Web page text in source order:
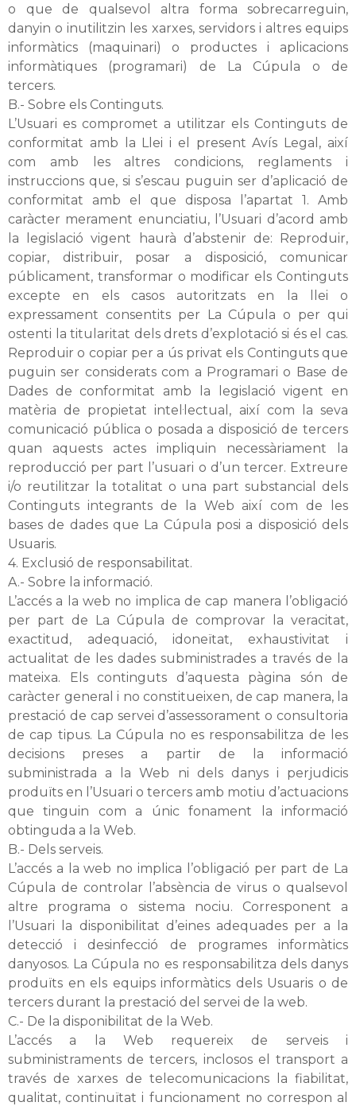
o que de qualsevol altra forma sobrecarreguin,
danyin o inutilitzin les xarxes, servidors i altres equips
informàtics (maquinari) o productes i aplicacions
informàtiques (programari) de La Cúpula o de
tercers.
B.- Sobre els Continguts.
L’Usuari es compromet a utilitzar els Continguts de
conformitat amb la Llei i el present Avís Legal, així
com amb les altres condicions, reglaments i
instruccions que, si s’escau puguin ser d’aplicació de
conformitat amb el que disposa l’apartat 1. Amb
caràcter merament enunciatiu, l’Usuari d’acord amb
la legislació vigent haurà d’abstenir de: Reproduir,
copiar, distribuir, posar a disposició, comunicar
públicament, transformar o modificar els Continguts
excepte en els casos autoritzats en la llei o
expressament consentits per La Cúpula o per qui
ostenti la titularitat dels drets d’explotació si és el cas.
Reproduir o copiar per a ús privat els Continguts que
puguin ser considerats com a Programari o Base de
Dades de conformitat amb la legislació vigent en
matèria de propietat intel·lectual, així com la seva
comunicació pública o posada a disposició de tercers
quan aquests actes impliquin necessàriament la
reproducció per part l’usuari o d’un tercer. Extreure
i/o reutilitzar la totalitat o una part substancial dels
Continguts integrants de la Web així com de les
bases de dades que La Cúpula posi a disposició dels
Usuaris.
4. Exclusió de responsabilitat.
A.- Sobre la informació.
L’accés a la web no implica de cap manera l’obligació
per part de La Cúpula de comprovar la veracitat,
exactitud, adequació, idoneïtat, exhaustivitat i
actualitat de les dades subministrades a través de la
mateixa. Els continguts d’aquesta pàgina són de
caràcter general i no constitueixen, de cap manera, la
prestació de cap servei d’assessorament o consultoria
de cap tipus. La Cúpula no es responsabilitza de les
decisions preses a partir de la informació
subministrada a la Web ni dels danys i perjudicis
produïts en l’Usuari o tercers amb motiu d’actuacions
que tinguin com a únic fonament la informació
obtinguda a la Web.
B.- Dels serveis.
L’accés a la web no implica l’obligació per part de La
Cúpula de controlar l’absència de virus o qualsevol
altre programa o sistema nociu. Corresponent a
l’Usuari la disponibilitat d’eines adequades per a la
detecció i desinfecció de programes informàtics
danyosos. La Cúpula no es responsabilitza dels danys
produïts en els equips informàtics dels Usuaris o de
tercers durant la prestació del servei de la web.
C.- De la disponibilitat de la Web.
L’accés a la Web requereix de serveis i
subministraments de tercers, inclosos el transport a
través de xarxes de telecomunicacions la fiabilitat,
qualitat, continuïtat i funcionament no correspon al